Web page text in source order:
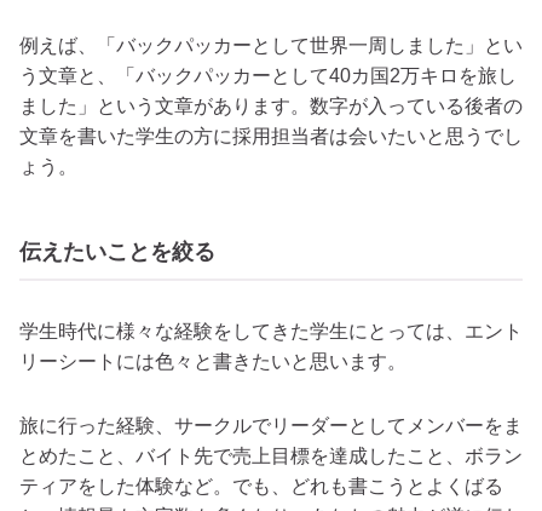
例えば、「バックパッカーとして世界一周しました」とい
う文章と、「バックパッカーとして40カ国2万キロを旅し
ました」という文章があります。数字が入っている後者の
文章を書いた学生の方に採用担当者は会いたいと思うでし
ょう。
伝えたいことを絞る
学生時代に様々な経験をしてきた学生にとっては、エント
リーシートには色々と書きたいと思います。
旅に行った経験、サークルでリーダーとしてメンバーをま
とめたこと、バイト先で売上目標を達成したこと、ボラン
ティアをした体験など。でも、どれも書こうとよくばる